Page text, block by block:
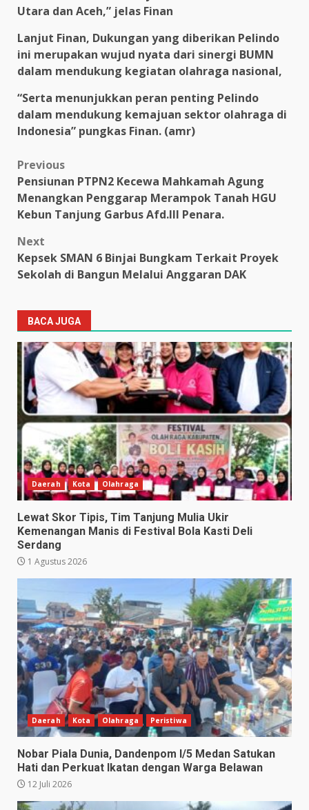
Utara dan Aceh,” jelas Finan
Lanjut Finan, Dukungan yang diberikan Pelindo
ini merupakan wujud nyata dari sinergi BUMN
dalam mendukung kegiatan olahraga nasional,
“Serta menunjukkan peran penting Pelindo
dalam mendukung kemajuan sektor olahraga di
Indonesia” pungkas Finan. (amr)
Post
navigation
Previous
Pensiunan PTPN2 Kecewa Mahkamah Agung
Menangkan Penggarap Merampok Tanah HGU
Kebun Tanjung Garbus Afd.III Penara.
Next
Kepsek SMAN 6 Binjai Bungkam Terkait Proyek
Sekolah di Bangun Melalui Anggaran DAK
BACA JUGA
Daerah Kota Olahraga
Lewat Skor Tipis, Tim Tanjung Mulia Ukir
Kemenangan Manis di Festival Bola Kasti Deli
Serdang
1 Agustus 2026
Daerah Kota Olahraga Peristiwa
Nobar Piala Dunia, Dandenpom I/5 Medan Satukan
Hati dan Perkuat Ikatan dengan Warga Belawan
12 Juli 2026